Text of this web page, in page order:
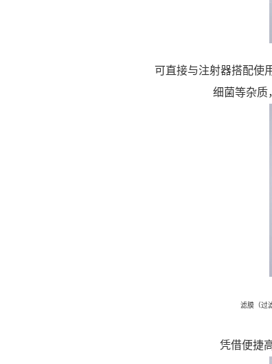
可直接与注射器搭配使
细菌等杂质
滤膜（过
凭借便捷